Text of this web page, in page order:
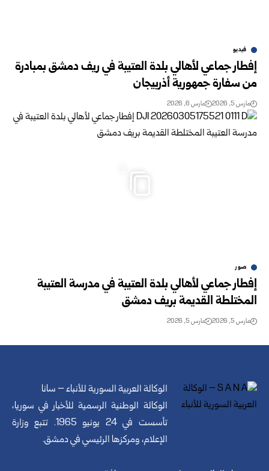
فيديو
إفطار جماعي لأهالي بلدة العتيبة في ريف دمشق بمبادرة
من سفارة جمهورية أذربيجان
مارس 5, 2026 مارس 6, 2026
صور
إفطار جماعي لأهالي بلدة العتيبة في مدرسة العتيبة
المختلطة القديمة بريف دمشق
مارس 5, 2026 مارس 5, 2026
الوكالة العربية السورية للأنباء – سانا
الوكالة الوطنية الرسمية للأخبار في سوريا،
تأسست في 24 يونيو 1965. تتبع وزارة
الإعلام، ومركزها الرئيسي في دمشق.